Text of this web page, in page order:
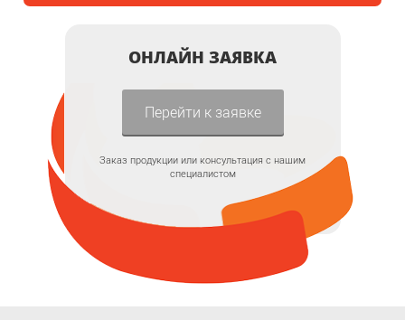
ОНЛАЙН ЗАЯВКА
Перейти к заявке
Заказ продукции или консультация с нашим
специалистом